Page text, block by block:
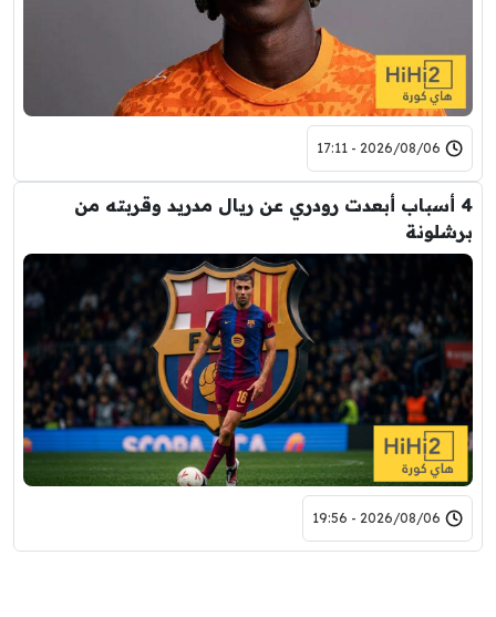
2026/08/06 - 17:11
4 أسباب أبعدت رودري عن ريال مدريد وقربته من
برشلونة
2026/08/06 - 19:56